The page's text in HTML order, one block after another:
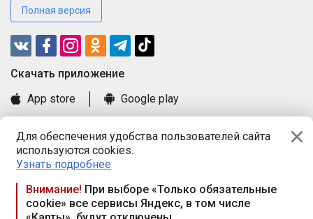
Для обеспечения удобства пользователей сайта
используются cookies.
Узнать подробнее
Внимание! При выборе «Только обязательные
cookie» все сервисы Яндекс, в том числе
Полная версия
Cкачать приложение
App store
Google play
Книга замечаний и предложений
Правила и документы
Praca.by © 2000—2026, ООО «ПРАЦА БАЙ»
Республика Беларусь, 220114, г. Минск, пр-т Независимости
117а, пом. № 9.